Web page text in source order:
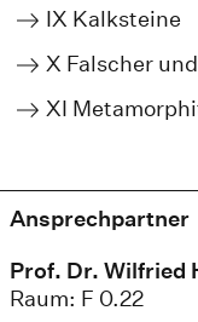
IX Kalksteine
X Falscher
XI
Ansprechpartner
Prof. Dr. Wilfried
Raum: F 0.22